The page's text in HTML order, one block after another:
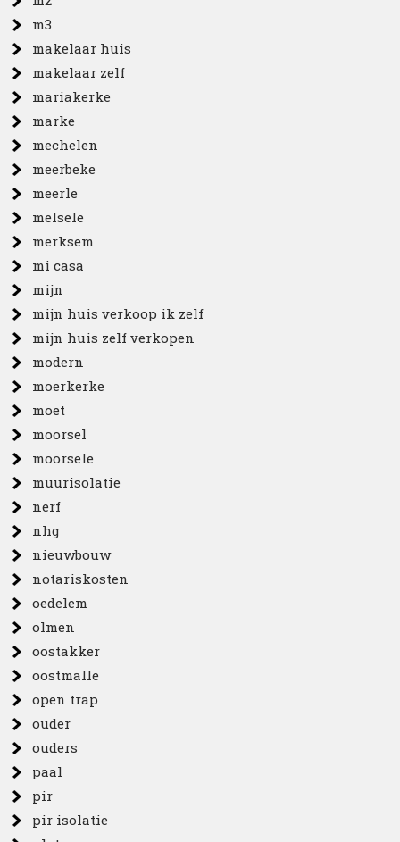
m3
makelaar huis
makelaar zelf
mariakerke
marke
mechelen
meerbeke
meerle
melsele
merksem
mi casa
mijn
mijn huis verkoop ik zelf
mijn huis zelf verkopen
modern
moerkerke
moet
moorsel
moorsele
muurisolatie
nerf
nhg
nieuwbouw
notariskosten
oedelem
olmen
oostakker
oostmalle
open trap
ouder
ouders
paal
pir
pir isolatie